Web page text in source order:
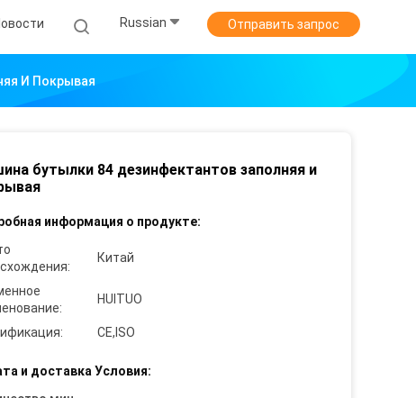
Russian Отправить запрос
И Покрывая
бутылки 84 дезинфектантов заполняя и
информация о продукте:
Китай
HUITUO
CE,ISO
и доставка Условия: